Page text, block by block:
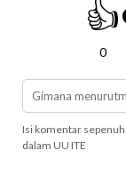
👍
0
Isi komentar
dalam UU ITE